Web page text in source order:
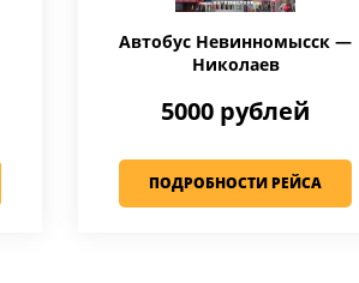
Автобус Невинномысск —
Николаев
5000 рублей
ПОДРОБНОСТИ РЕЙСА